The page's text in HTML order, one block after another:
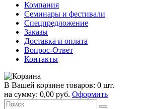
Компания
Семинары и фестивали
Спецпредложение
Заказы
Доставка и оплата
Вопрос-Ответ
Контакты
В Вашей корзине товаров: 0 шт.
на сумму: 0,00 руб. Оформить